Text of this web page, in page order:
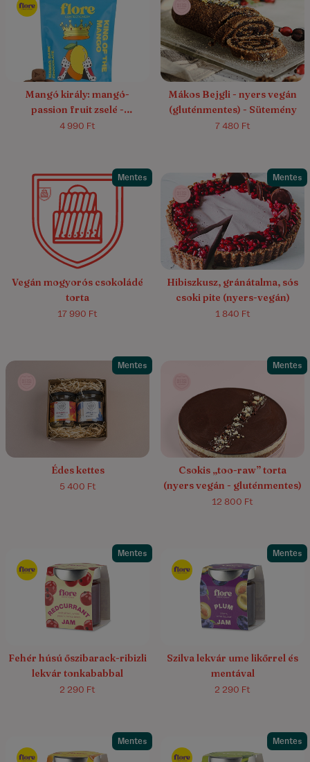
5.0/5 (1)
Mangó király: mangó-
passion fruit zselé -
étcsokoládé drazsé
4 990 Ft
5.0/5 (1)
Mákos Bejgli - nyers vegán
(gluténmentes) - Sütemény
7 480 Ft
Mentes
4.3/5 (6)
Vegán mogyorós csokoládé
torta
17 990 Ft
Mentes
4.4/5 (7)
Hibiszkusz, gránátalma, sós
csoki pite (nyers-vegán)
1 840 Ft
Mentes
5.0/5 (1)
Édes kettes
5 400 Ft
Mentes
(21)
Csokis „too-raw” torta
(nyers vegán - gluténmentes)
12 800 Ft
Mentes
Fehér húsú őszibarack-ribizli
lekvár tonkababbal
2 290 Ft
Mentes
Szilva lekvár ume likőrrel és
mentával
2 290 Ft
Mentes Mentes